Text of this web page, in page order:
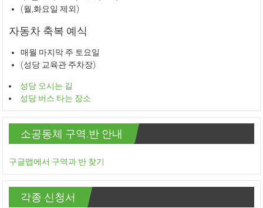
(월,화요일 제외)
자동차 축복 예식
매월 마지막 주 토요일
(성당 교육관 주차장)
성당 오시는 길
성당 버스 타는 장소
소공동체 구역.반 안내
구글맵에서 구역과 반 찾기
각종 신청서